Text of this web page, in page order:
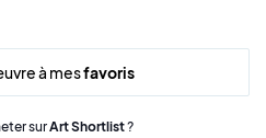
à mesfavoris
surArt Shortlist?